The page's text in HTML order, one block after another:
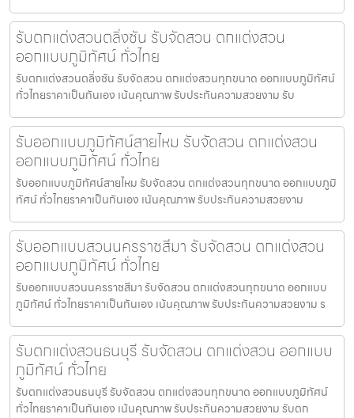
รับตกแต่งสวนตลิ่งชัน รับจัดสวน ตกแต่งสวน
ออกแบบภูมิทัศน์ ทั่วไทย
รับตกแต่งสวนตลิ่งชัน รับจัดสวน ตกแต่งสวนทุกขนาด ออกแบบภูมิทัศน์
ทั่วไทยราคาเป็นกันเอง เน้นคุณภาพ รับประกันความสวยงาม รับ
รับออกแบบภูมิทัศน์สายไหม รับจัดสวน ตกแต่งสวน
ออกแบบภูมิทัศน์ ทั่วไทย
รับออกแบบภูมิทัศน์สายไหม รับจัดสวน ตกแต่งสวนทุกขนาด ออกแบบภูมิ
ทัศน์ ทั่วไทยราคาเป็นกันเอง เน้นคุณภาพ รับประกันความสวยงาม
รับออกแบบสวนนครราชสีมา รับจัดสวน ตกแต่งสวน
ออกแบบภูมิทัศน์ ทั่วไทย
รับออกแบบสวนนครราชสีมา รับจัดสวน ตกแต่งสวนทุกขนาด ออกแบบ
ภูมิทัศน์ ทั่วไทยราคาเป็นกันเอง เน้นคุณภาพ รับประกันความสวยงาม ร
รับตกแต่งสวนธนบุรี รับจัดสวน ตกแต่งสวน ออกแบบ
ภูมิทัศน์ ทั่วไทย
รับตกแต่งสวนธนบุรี รับจัดสวน ตกแต่งสวนทุกขนาด ออกแบบภูมิทัศน์
ทั่วไทยราคาเป็นกันเอง เน้นคุณภาพ รับประกันความสวยงาม รับตก